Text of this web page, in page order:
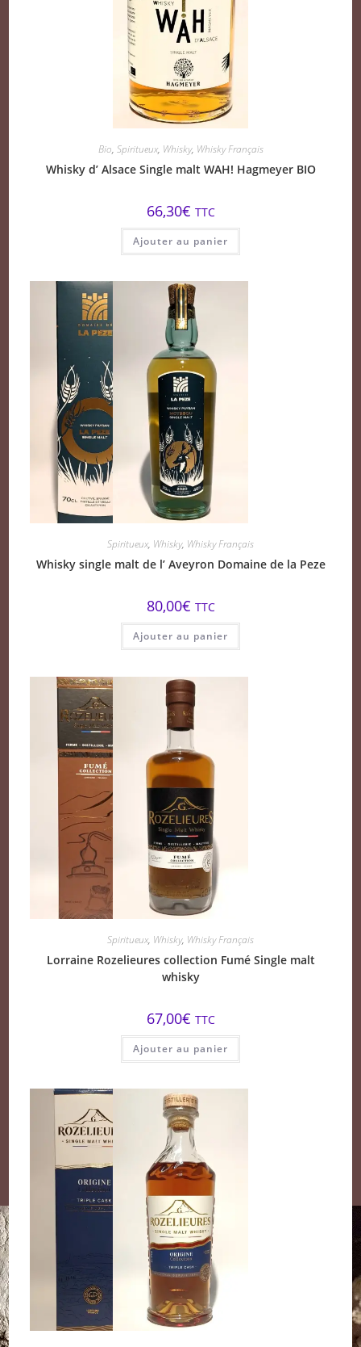
Bio, Spiritueux, Whisky, Whisky Français
Whisky d’ Alsace Single malt WAH! Hagmeyer BIO
66,30€ TTC
Ajouter au panier
Spiritueux, Whisky, Whisky Français
Whisky single malt de l’ Aveyron Domaine de la Peze
80,00€ TTC
Ajouter au panier
Spiritueux, Whisky, Whisky Français
Lorraine Rozelieures collection Fumé Single malt
whisky
67,00€ TTC
Ajouter au panier